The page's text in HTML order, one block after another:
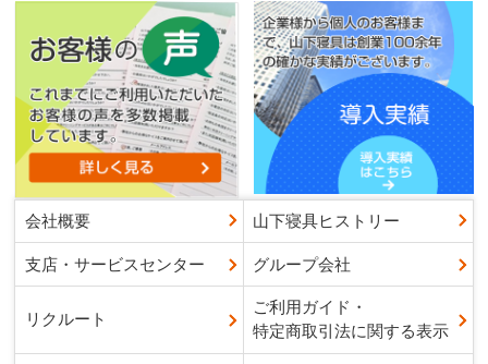
会社概要 山下寝具ヒストリー
支店・サービスセンター グループ会社
リクルート
ご利用ガイド・
特定商取引法に関する表示